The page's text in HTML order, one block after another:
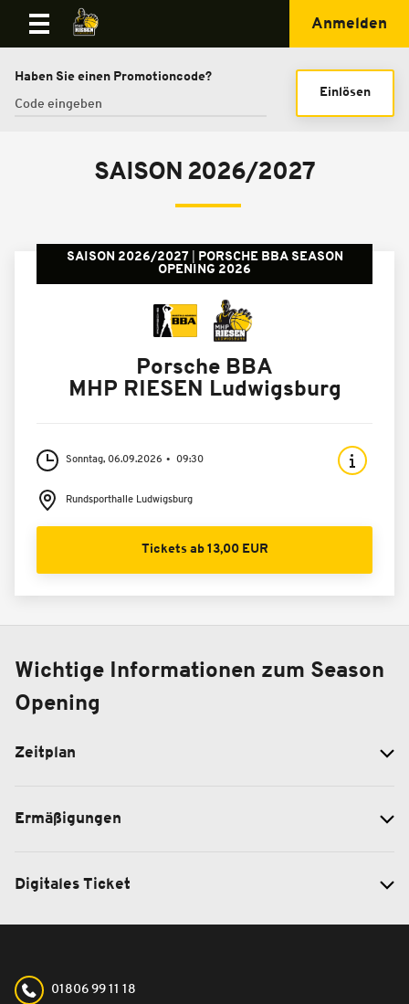
Anmelden
Haben Sie einen Promotioncode?
Einlösen
SAISON 2026/2027
SAISON 2026/2027
PORSCHE BBA SEASON
OPENING 2026
Porsche BBA
MHP RIESEN Ludwigsburg
Sonntag, 06.09.2026 09:30
Rundsporthalle Ludwigsburg
Tickets ab 13,00 EUR
Wichtige Informationen zum Season
Opening
Zeitplan
Ermäßigungen
Digitales Ticket
01806 99 11 18